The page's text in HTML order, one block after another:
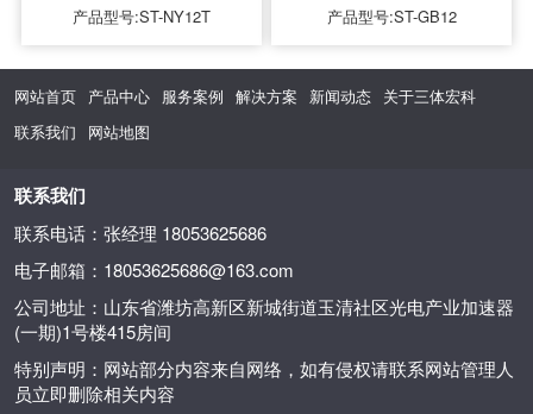
产品型号:ST-NY12T 产品型号:ST-GB12
网站首页 产品中心 服务案例 解决方案 新闻动态 关于三体宏科
联系我们
网站地图
联系我们
联系电话：张经理 18053625686
电子邮箱：18053625686@163.com
公司地址：山东省潍坊高新区新城街道玉清社区光电产业加速器
(一期)1号楼415房间
特别声明：网站部分内容来自网络，如有侵权请联系网站管理人
员立即删除相关内容